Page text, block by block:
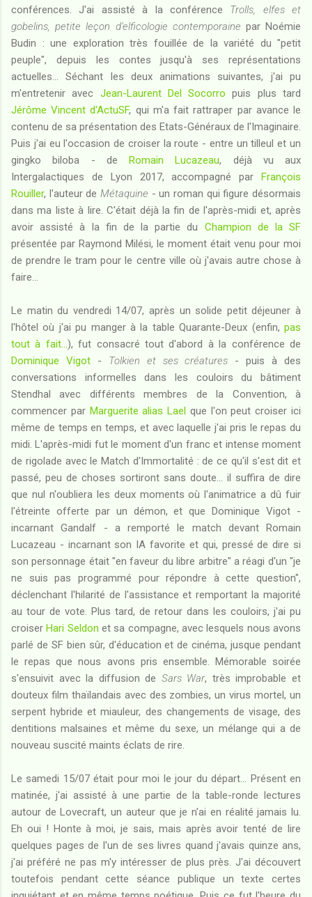
conférences. J'ai assisté à la conférence Trolls, elfes et
gobelins, petite leçon d'elficologie contemporaine par Noémie
Budin : une exploration très fouillée de la variété du "petit
peuple", depuis les contes jusqu'à ses représentations
actuelles... Séchant les deux animations suivantes, j'ai pu
m'entretenir avec Jean-Laurent Del Socorro puis plus tard
Jérôme Vincent d'ActuSF, qui m'a fait rattraper par avance le
contenu de sa présentation des Etats-Généraux de l'Imaginaire.
Puis j'ai eu l'occasion de croiser la route - entre un tilleul et un
gingko biloba - de Romain Lucazeau, déjà vu aux
Intergalactiques de Lyon 2017, accompagné par François
Rouiller, l'auteur de Métaquine - un roman qui figure désormais
dans ma liste à lire. C'était déjà la fin de l'après-midi et, après
avoir assisté à la fin de la partie du Champion de la SF
présentée par Raymond Milési, le moment était venu pour moi
de prendre le tram pour le centre ville où j'avais autre chose à
faire...
Le matin du vendredi 14/07, après un solide petit déjeuner à
l'hôtel où j'ai pu manger à la table Quarante-Deux (enfin, pas
tout à fait... ), fut consacré tout d'abord à la conférence de
Dominique Vigot- Tolkien et ses créatures - puis à des
conversations informelles dans les couloirs du bâtiment
Stendhal avec différents membres de la Convention, à
commencer par Marguerite alias Lael que l'on peut croiser ici
même de temps en temps, et avec laquelle j'ai pris le repas du
midi. L'après-midi fut le moment d'un franc et intense moment
de rigolade avec le Match d'Immortalité : de ce qu'il s'est dit et
passé, peu de choses sortiront sans doute... il suffira de dire
que nul n'oubliera les deux moments où l'animatrice a dû fuir
l'étreinte offerte par un démon, et que Dominique Vigot -
incarnant Gandalf - a remporté le match devant Romain
Lucazeau - incarnant son IA favorite et qui, pressé de dire si
son personnage était "en faveur du libre arbitre" a réagi d'un "je
ne suis pas programmé pour répondre à cette question",
déclenchant l'hilarité de l'assistance et remportant la majorité
au tour de vote. Plus tard, de retour dans les couloirs, j'ai pu
croiserHari Seldon et sa compagne, avec lesquels nous avons
parlé de SF bien sûr, d'éducation et de cinéma, jusque pendant
le repas que nous avons pris ensemble. Mémorable soirée
s'ensuivit avec la diffusion de Sars War, très improbable et
douteux film thaïlandais avec des zombies, un virus mortel, un
serpent hybride et miauleur, des changements de visage, des
dentitions malsaines et même du sexe, un mélange qui a de
nouveau suscité maints éclats de rire.
Le samedi 15/07 était pour moi le jour du départ... Présent en
matinée, j'ai assisté à une partie de la table-ronde lectures
autour de Lovecraft, un auteur que je n'ai en réalité jamais lu.
Eh oui ! Honte à moi, je sais, mais après avoir tenté de lire
quelques pages de l'un de ses livres quand j'avais quinze ans,
j'ai préféré ne pas m'y intéresser de plus près. J'ai découvert
toutefois pendant cette séance publique un texte certes